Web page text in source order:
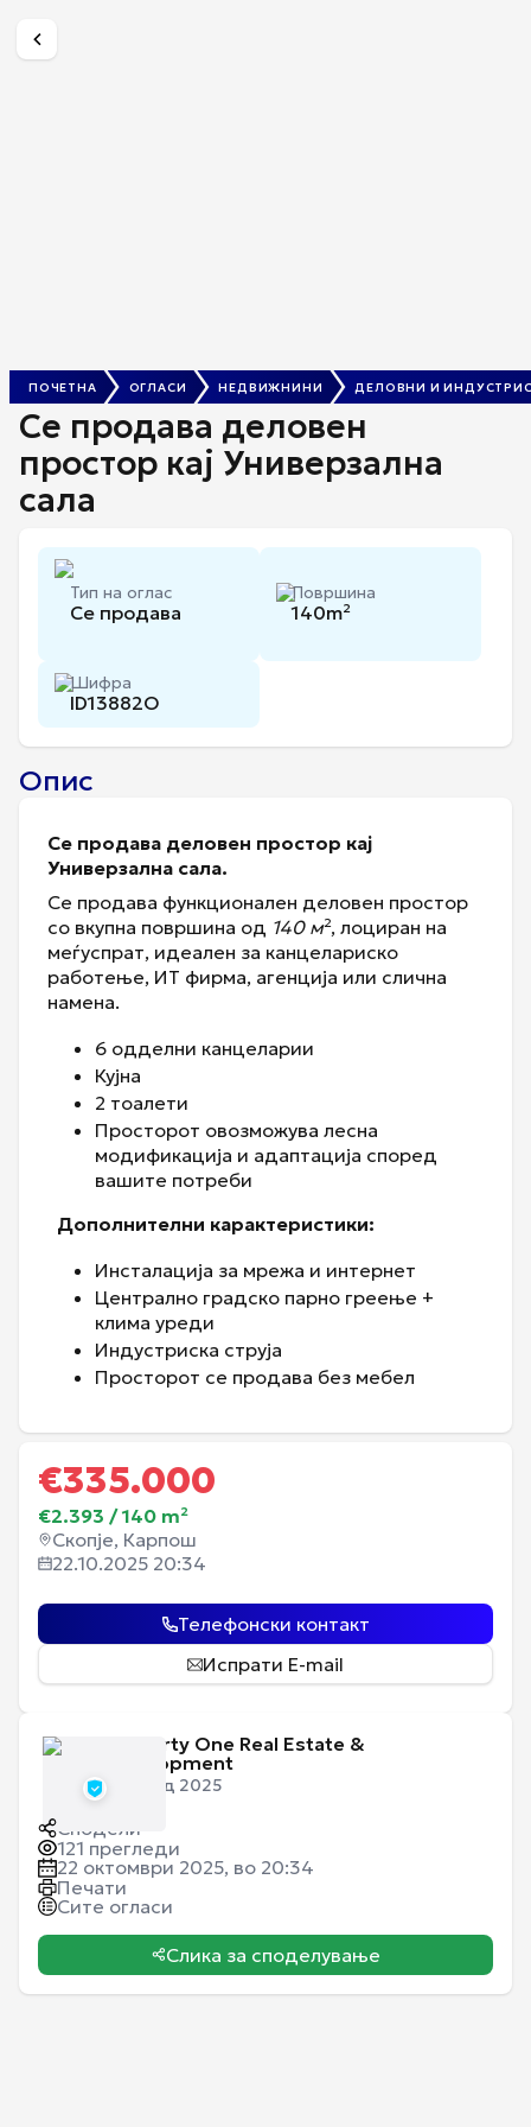
ПОЧЕТНА ОГЛАСИ НЕДВИЖНИНИ ДЕЛОВНИ И
Се продава деловен
простор кај Универзална
сала
Тип на оглас
Се продава
Површина
140m²
Шифра
ID13882O
Опис
Се продава деловен простор кај
Универзална сала.
Се продава функционален деловен простор
со вкупна површина од 140 м², лоциран на
меѓуспрат, идеален за канцелариско
работење, ИТ фирма, агенција или слична
намена.
6 одделни канцеларии
Кујна
2 тоалети
Просторот овозможува лесна
модификација и адаптацијa според
вашите потреби
Дополнителни карактеристики:
Инсталација за мрежа и интернет
Централно градско парно греење +
клима уреди
Индустриска струја
Просторот се продава без мебел
€335.000
€2.393 /140 m²
Скопје, Карпош
22.10.2025 20:34
Телефонски контакт
Испрати E-mail
Property One Real Estate &
Development
Член од 2025
Сподели
121 прегледи
22 октомври 2025, во 20:34
Печати
Сите огласи
Слика за споделување